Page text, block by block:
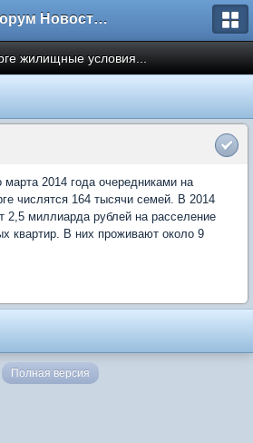
Форум Новостройки
жилищные условия...
2014 года очередниками на
числятся 164 тысячи семей. В 2014
2,5 миллиарда рублей на расселение
квартир. В них проживают около 9
Полная версия